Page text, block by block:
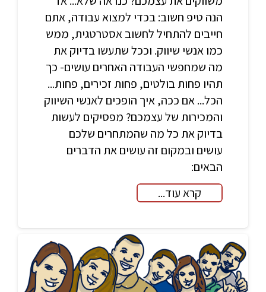
הנה טיפ חשוב: בכדי למצוא עבודה, אתם
חייבים להתחיל לחשוב אסטרטגית, ממש
כמו אנשי שיווק. וככל שתעשו בדיוק את
מה שמחפשי העבודה האחרים עושים- כך
תהיו פחות בולטים, פחות זכירים, פחות...
הכל... אם ככה, איך הופכים לאנשי השיווק
והמכירות של עצמכם? מפסיקים לעשות
בדיוק את כל מה שהמתחרים שלכם
עושים ובמקום זה עושים את הדברים
הבאים:
קרא עוד...